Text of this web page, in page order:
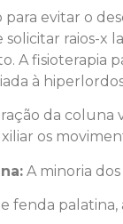
para evitar o
solicitar raios-
A fisioterapia
à
da
os
A minoria
fenda